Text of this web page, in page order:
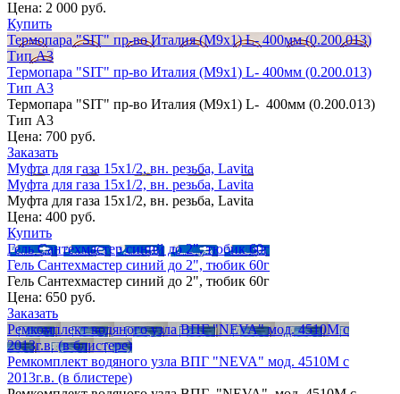
Цена: 2 000 руб.
Купить
Термопара "SIT" пр-во Италия (М9х1) L- 400мм (0.200.013)
Тип А3
Термопара "SIT" пр-во Италия (М9х1) L- 400мм (0.200.013)
Тип А3
Термопара "SIT" пр-во Италия (М9х1) L- 400мм (0.200.013)
Тип А3
Цена: 700 руб.
Заказать
Муфта для газа 15х1/2, вн. резьба, Lavita
Муфта для газа 15х1/2, вн. резьба, Lavita
Муфта для газа 15х1/2, вн. резьба, Lavita
Цена: 400 руб.
Купить
Гель Сантехмастер синий до 2", тюбик 60г
Гель Сантехмастер синий до 2", тюбик 60г
Гель Сантехмастер синий до 2", тюбик 60г
Цена: 650 руб.
Заказать
Ремкомплект водяного узла ВПГ "NEVA" мод. 4510М с
2013г.в. (в блистере)
Ремкомплект водяного узла ВПГ "NEVA" мод. 4510М с
2013г.в. (в блистере)